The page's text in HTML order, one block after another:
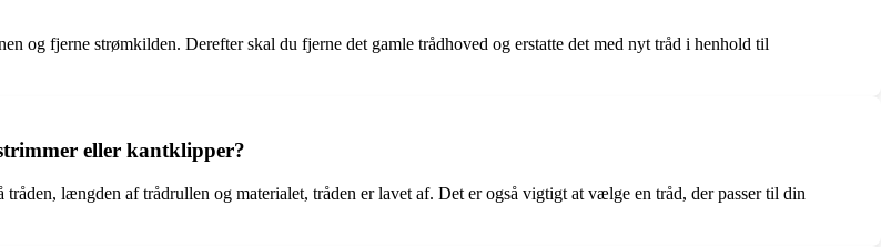
og fjerne strømkilden. Derefter skal du fjerne det gamle trådhoved og erstatte det med nyt tråd i henhold til
eller kantklipper?
længden af trådrullen og materialet, tråden er lavet af. Det er også vigtigt at vælge en tråd, der passer til din